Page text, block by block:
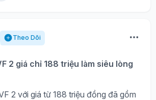
Theo Dõi
2 giá chỉ 188 triệu làm siêu lòng
2 với giá từ 188 triệu đồng đã gồm